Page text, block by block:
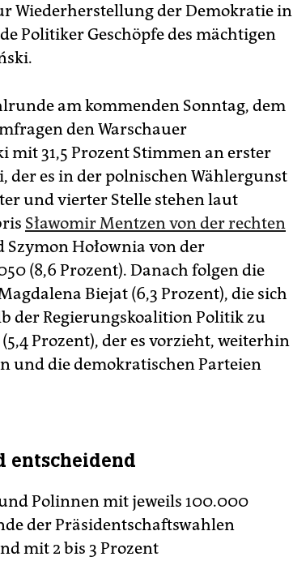
Wiederherstellung der Demokratie in
Politiker Geschöpfe des mächtigen
am kommenden Sonntag, dem
den Warschauer
mit 31,5 Prozent Stimmen an erster
der es in der polnischen Wählergunst
und vierter Stelle stehen laut
Sławomir Mentzen von der rechten
Szymon Hołownia von der
(8,6 Prozent). Danach folgen die
Biejat (6,3 Prozent), die sich
der Regierungskoalition Politik zu
Prozent), der es vorzieht, weiterhin
und die demokratischen Parteien
entscheidend
Polinnen mit jeweils 100.000
der Präsidentschaftswahlen
mit 2 bis 3 Prozent